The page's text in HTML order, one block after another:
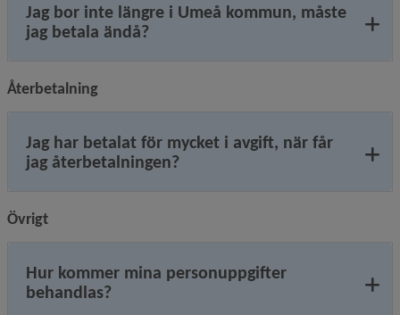
Jag bor inte längre i Umeå kommun, måste
jag betala ändå?
Återbetalning
Jag har betalat för mycket i avgift, när får
jag återbetalningen?
Övrigt
Hur kommer mina personuppgifter
behandlas?